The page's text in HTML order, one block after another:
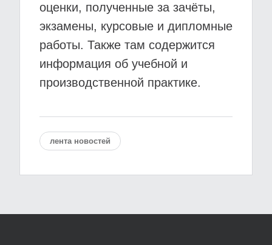
оценки, полученные за зачёты,
экзамены, курсовые и дипломные
работы. Также там содержится
информация об учебной и
производственной практике.
лента новостей